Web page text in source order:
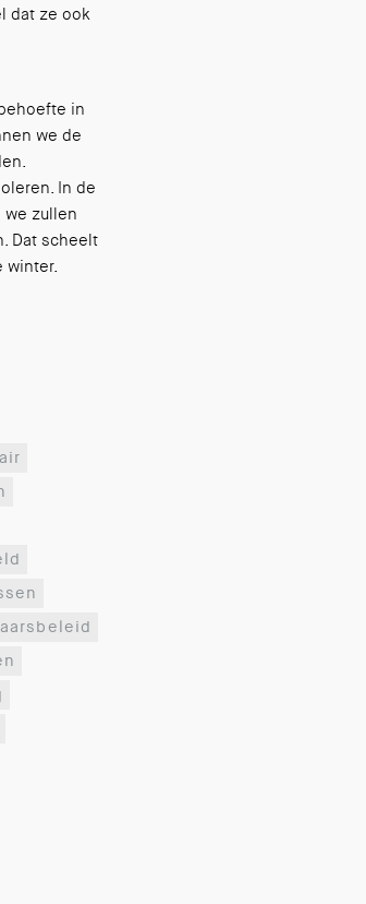
dat ze ook
in
we de
In de
we zullen
Dat scheelt
winter.